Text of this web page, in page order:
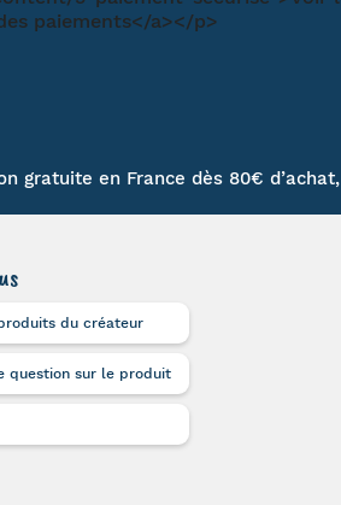
gratuite en France dès 80€
du créateur
question sur le produit